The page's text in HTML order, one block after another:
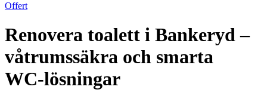
Offert
Renovera toalett i Bankeryd –
våtrumssäkra och smarta
WC‑lösningar